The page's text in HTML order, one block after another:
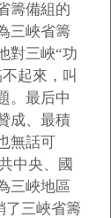
籌備組的
三峽省籌
對三峽“功
起來，叫
。最后中
成、最積
無話可
中央、國
三峽地區
了三峽省籌